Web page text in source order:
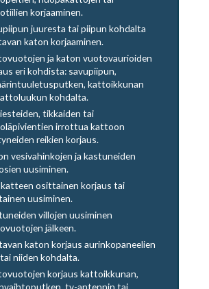
korjaaminen.
juuresta tai piipun kohdalta
katon korjaaminen.
ja katon vuotovaurioiden
eri kohdista: savupiipun,
kattoikkunan
kohdalta.
tikkaiden tai
irrottua kattoon
reikien korjaus.
vesivahinkojen ja kastuneiden
uusiminen.
osittainen korjaus tai
uusiminen.
villojen uusiminen
jälkeen.
katon korjaus aurinkopaneelien
niiden kohdalta.
korjaus kattoikkunan,
tv-antennin tai